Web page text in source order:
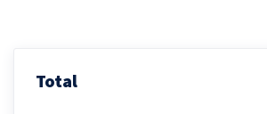
Total